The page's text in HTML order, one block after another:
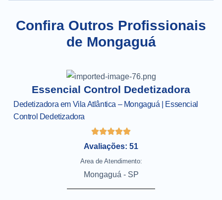
Confira Outros Profissionais
de Mongaguá
Essencial Control Dedetizadora
Dedetizadora em Vila Atlântica – Mongaguá | Essencial
Control Dedetizadora
Avaliações: 51
Area de Atendimento:
Mongaguá - SP